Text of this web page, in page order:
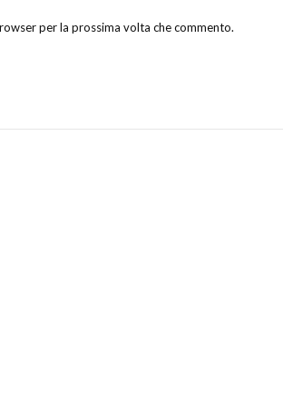
per la prossima volta che commento.